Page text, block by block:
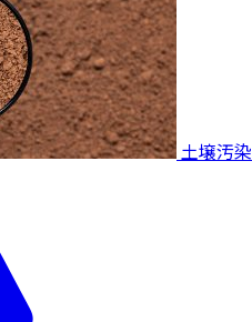
土壌汚染